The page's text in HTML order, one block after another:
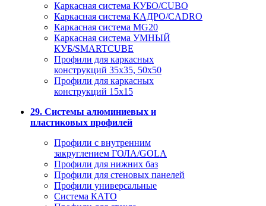
Каркасная система КУБО/CUBO
Каркасная система КАДРО/CADRO
Каркасная система MG20
Каркасная система УМНЫЙ
КУБ/SMARTCUBE
Профили для каркасных
конструкций 35x35, 50x50
Профили для каркасных
конструкций 15х15
29. Системы алюминиевых и
пластиковых профилей
Профили с внутренним
закруглением ГОЛА/GOLA
Профили для нижних баз
Профили для стеновых панелей
Профили универсальные
Система КАТО